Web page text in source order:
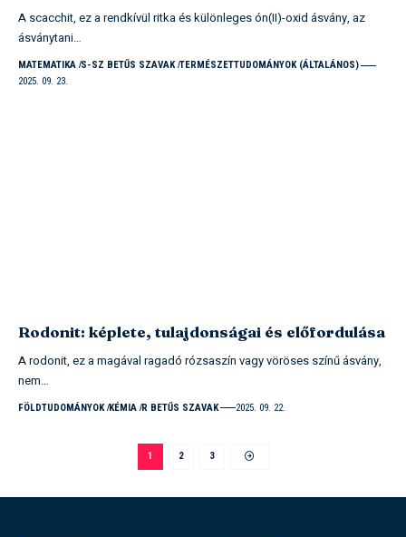
A scacchit, ez a rendkívül ritka és különleges ón(II)-oxid ásvány, az
ásványtani…
MATEMATIKA S-SZ BETŰS SZAVAK TERMÉSZETTUDOMÁNYOK (ÁLTALÁNOS)
2025. 09. 23.
Rodonit: képlete, tulajdonságai és előfordulása
A rodonit, ez a magával ragadó rózsaszín vagy vöröses színű ásvány,
nem…
FÖLDTUDOMÁNYOK KÉMIA R BETŰS SZAVAK 2025. 09. 22.
1 2 3